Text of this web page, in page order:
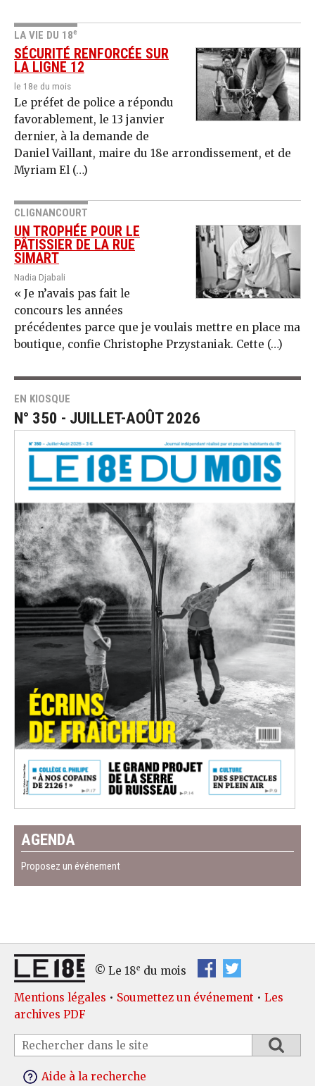
LA VIE DU 18e
SÉCURITÉ RENFORCÉE SUR
LA LIGNE 12
le 18e du mois
Le préfet de police a répondu
favorablement, le 13 janvier
dernier, à la demande de
Daniel Vaillant, maire du 18e arrondissement, et de
Myriam El (…)
CLIGNANCOURT
UN TROPHÉE POUR LE
PÂTISSIER DE LA RUE
SIMART
Nadia Djabali
« Je n’avais pas fait le
concours les années
précédentes parce que je voulais mettre en place ma
boutique, confie Christophe Przys­taniak. Cette (…)
EN KIOSQUE
N° 350 - JUILLET-AOÛT 2026
AGENDA
Proposez un événement
© Le 18e du mois
Mentions légales • Soumettez un événement • Les
archives PDF
Aide à la recherche